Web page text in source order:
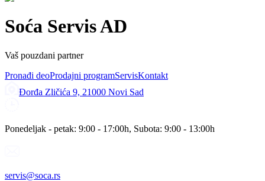
Soća Servis AD
Vaš pouzdani partner
Pronađi deoProdajni programServisKontakt
Đorđa Zličića 9, 21000 Novi Sad
Ponedeljak - petak: 9:00 - 17:00h, Subota: 9:00 - 13:00h
servis@soca.rs